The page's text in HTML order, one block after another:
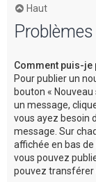
Haut
Comment puis-je
Pour publier un
bouton «
un message,
vous ayez besoin
message. Sur
affichée en bas
vous pouvez
pouvez transférer